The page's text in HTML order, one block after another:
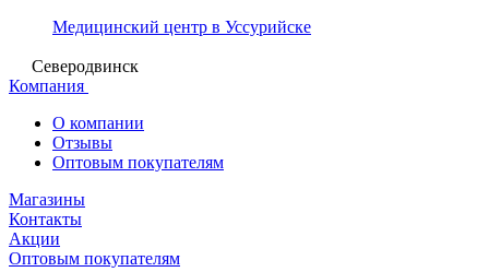
Медицинский центр в Уссурийске
Северодвинск
Компания
О компании
Отзывы
Оптовым покупателям
Магазины
Контакты
Акции
Оптовым покупателям